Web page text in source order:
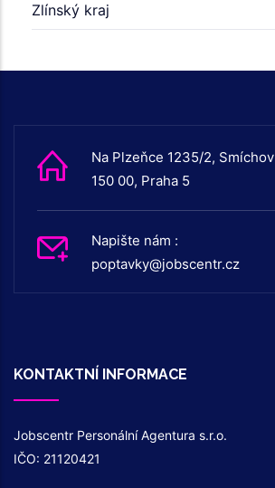
Zlínský kraj
Na Plzeňce 1235/2, Smíchov
150 00, Praha 5
Napište nám :
poptavky@jobscentr.cz
KONTAKTNÍ INFORMACE
Jobscentr Personální Agentura s.r.o.
IČO: 21120421